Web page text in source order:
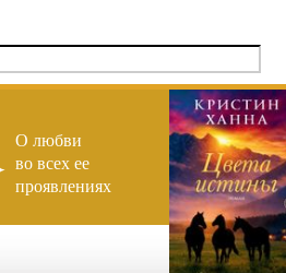
О любви
во всех ее
проявлениях